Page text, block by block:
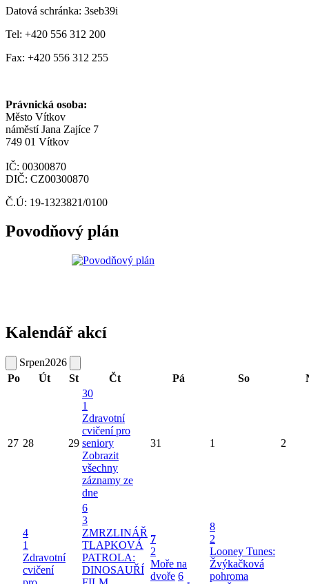
Datová schránka: 3seb39i
Tel: +420 556 312 200
Fax: +420 556 312 255
Právnická osoba:
Město Vítkov
náměstí Jana Zajíce 7
749 01 Vítkov
IČ: 00300870
DIČ: CZ00300870
Č.Ú: 19-1323821/0100
Povodňový plán
Kalendář akcí
Srpen2026
Po
Út St Čt Pá So
27 28 29
30
1
Zdravotní
cvičení pro
seniory
Zobrazit
všechny
záznamy ze
dne
31 1 2
4
1
Zdravotní
cvičení
6
3
ZMRZLINÁŘ
TLAPKOVÁ
PATROLA:
DINOSAUŘÍ
7
2
Moře na
dvoře 6
8
2
Looney Tunes:
Žvýkačková
pohroma